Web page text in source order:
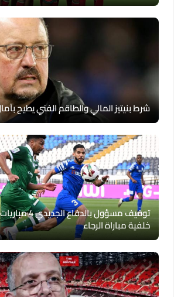
شرط بنيتيز المالي والطاقم الفني يطيح بآمال
توقيف مسؤول بالدفاع
خلفية مباراة الرجاء